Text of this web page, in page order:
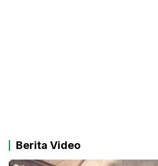
Berita Video